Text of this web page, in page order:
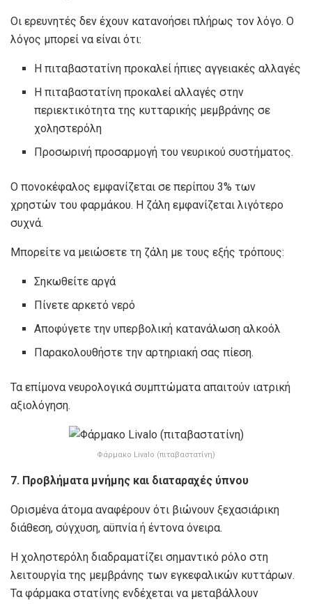
Οι ερευνητές δεν έχουν κατανοήσει πλήρως τον λόγο. Ο
λόγος μπορεί να είναι ότι:
Η πιταβαστατίνη προκαλεί ήπιες αγγειακές αλλαγές
Η πιταβαστατίνη προκαλεί αλλαγές στην
περιεκτικότητα της κυτταρικής μεμβράνης σε
χοληστερόλη
Προσωρινή προσαρμογή του νευρικού συστήματος.
Ο πονοκέφαλος εμφανίζεται σε περίπου 3% των
χρηστών του φαρμάκου. Η ζάλη εμφανίζεται λιγότερο
συχνά.
Μπορείτε να μειώσετε τη ζάλη με τους εξής τρόπους:
Σηκωθείτε αργά
Πίνετε αρκετό νερό
Αποφύγετε την υπερβολική κατανάλωση αλκοόλ
Παρακολουθήστε την αρτηριακή σας πίεση.
Τα επίμονα νευρολογικά συμπτώματα απαιτούν ιατρική
αξιολόγηση.
Φάρμακο Livalo (πιταβαστατίνη)
7. Προβλήματα μνήμης και διαταραχές ύπνου
Ορισμένα άτομα αναφέρουν ότι βιώνουν ξεχασιάρικη
διάθεση, σύγχυση, αϋπνία ή έντονα όνειρα.
Η χοληστερόλη διαδραματίζει σημαντικό ρόλο στη
λειτουργία της μεμβράνης των εγκεφαλικών κυττάρων.
Τα φάρμακα στατίνης ενδέχεται να μεταβάλλουν